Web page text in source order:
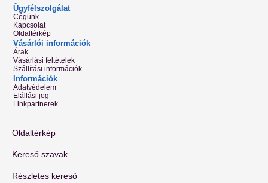
Ügyfélszolgálat
Cégünk
Kapcsolat
Oldaltérkép
Vásárlói információk
Árak
Vásárlási feltételek
Szállítási információk
Információk
Adatvédelem
Elállási jog
Linkpartnerek
Oldaltérkép
Kereső szavak
Részletes kereső